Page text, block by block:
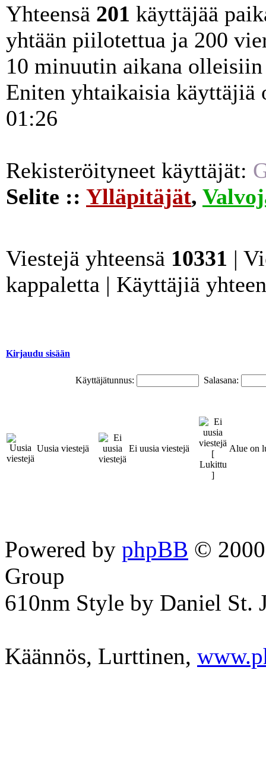
Yhteensä 201 käyttäjää
yhtään piilotettua ja 200
10 minuutin aikana
Eniten yhtaikaisia
01:26
Rekisteröityneet käyttäjät:
Selite :: Ylläpitäjät,
Viestejä yhteensä 10331 |
kappaletta | Käyttäjiä
Kirjaudu sisään
Käyttäjätunnus: Salasana:
Uusia viestejä Ei uusia viestejä Alue on
Powered by phpBB ©
Group
610nm Style by Daniel St.
Käännös, Lurttinen,